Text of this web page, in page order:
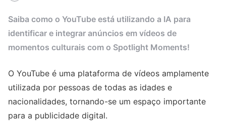
Saiba como o YouTube está utilizando a IA para
identificar e integrar anúncios em vídeos de
momentos culturais com o Spotlight Moments!
O YouTube é uma plataforma de vídeos amplamente
utilizada por pessoas de todas as idades e
nacionalidades, tornando-se um espaço importante
para a publicidade digital.